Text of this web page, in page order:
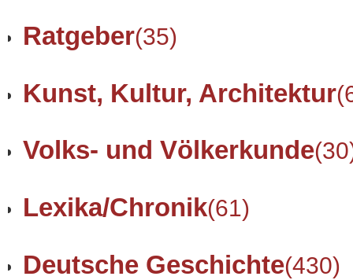
Ratgeber(35)
Kunst, Kultur, Architektur
Volks- und Völkerkunde
Lexika/Chronik(61)
Deutsche Geschichte(430)